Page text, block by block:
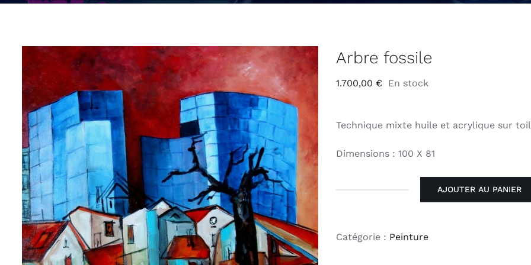
Arbre fossile
1.700,00 € En stock
Technique mixte huile et acrylique sur
Dimensions : 100 X 81
AJOUTER AU PANIER
Catégorie : Peinture